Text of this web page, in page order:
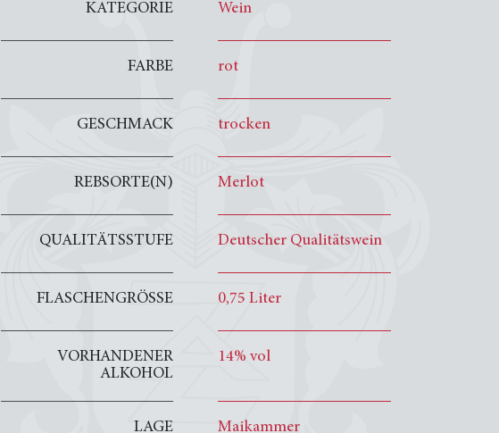
KATEGORIE Wein
FARBE rot
GESCHMACK trocken
REBSORTE(N) Merlot
QUALITÄTSSTUFE Deutscher Qualitätswein
FLASCHENGRÖSSE 0,75 Liter
VORHANDENER
ALKOHOL
14% vol
LAGE Maikammer